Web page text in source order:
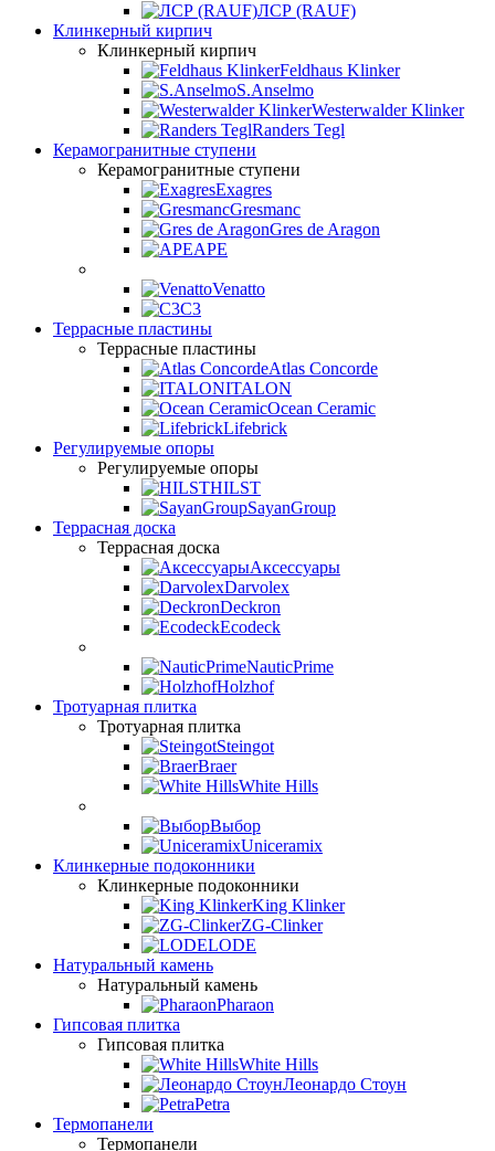
ЛСР (RAUF)
Клинкерный кирпич
Клинкерный кирпич
Feldhaus Klinker
S.Anselmo
Westerwalder Klinker
Randers Tegl
Керамогранитные ступени
Керамогранитные ступени
Exagres
Gresmanc
Gres de Aragon
APE
Venatto
C3
Террасные пластины
Террасные пластины
Atlas Concorde
ITALON
Ocean Ceramic
Lifebrick
Регулируемые опоры
Регулируемые опоры
HILST
SayanGroup
Террасная доска
Террасная доска
Аксессуары
Darvolex
Deckron
Ecodeck
NauticPrime
Holzhof
Тротуарная плитка
Тротуарная плитка
Steingot
Braer
White Hills
Выбор
Uniceramix
Клинкерные подоконники
Клинкерные подоконники
King Klinker
ZG-Clinker
LODE
Натуральный камень
Натуральный камень
Pharaon
Гипсовая плитка
Гипсовая плитка
White Hills
Леонардо Стоун
Petra
Термопанели
Термопанели